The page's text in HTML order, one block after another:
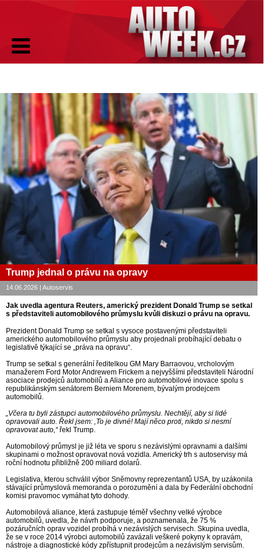
Trump jednal o právu na opravy
14.06.2026 | Autoservis
Jak uvedla agentura Reuters, americký prezident Donald Trump se setkal
s představiteli automobilového průmyslu kvůli diskuzi o právu na opravu.
Prezident Donald Trump se setkal s vysoce postavenými představiteli
amerického automobilového průmyslu aby projednali probíhající debatu o
legislativě týkající se „práva na opravu“.
Trump se setkal s generální ředitelkou GM Mary Barraovou, vrcholovým
manažerem Ford Motor Andrewem Frickem a nejvyššími představiteli Národní
asociace prodejců automobilů a Aliance pro automobilové inovace spolu s
republikánským senátorem Berniem Morenem, bývalým prodejcem
automobilů.
„Včera tu byli zástupci automobilového průmyslu. Nechtějí, aby si lidé
opravovali auto. Řekl jsem: ‚To je divné! Mají něco proti, nikdo si nesmí
opravovat auto,“řekl Trump.
Automobilový průmysl je již léta ve sporu s nezávislými opravnami a dalšími
skupinami o možnost opravovat nová vozidla. Americký trh s autoservisy má
roční hodnotu přibližně 200 miliard dolarů.
Legislativa, kterou schválil výbor Sněmovny reprezentantů USA, by uzákonila
stávající průmyslová memoranda o porozumění a dala by Federální obchodní
komisi pravomoc vymáhat tyto dohody.
Automobilová aliance, která zastupuje téměř všechny velké výrobce
automobilů, uvedla, že návrh podporuje, a poznamenala, že 75 %
pozáručních oprav vozidel probíhá v nezávislých servisech. Skupina uvedla,
že se v roce 2014 výrobci automobilů zavázali veškeré pokyny k opravám,
nástroje a diagnostické kódy zpřístupnit prodejcům a nezávislým servisům.